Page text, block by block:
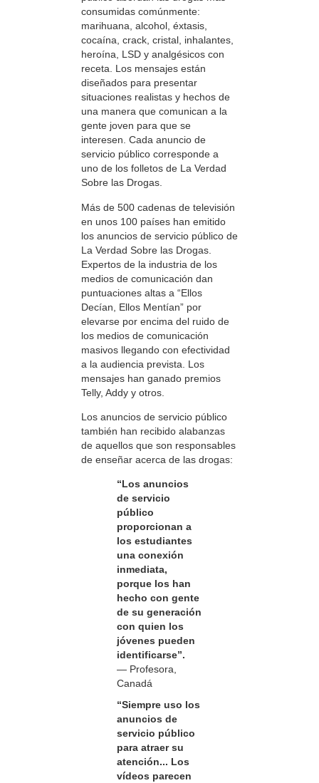
consumidas comúnmente:
marihuana, alcohol, éxtasis,
cocaína, crack, cristal, inhalantes,
heroína, LSD y analgésicos con
receta. Los mensajes están
diseñados para presentar
situaciones realistas y hechos de
una manera que comunican a la
gente joven para que se
interesen. Cada anuncio de
servicio público corresponde a
uno de los folletos de La Verdad
Sobre las Drogas.
Más de 500 cadenas de televisión
en unos 100 países han emitido
los anuncios de servicio público de
La Verdad Sobre las Drogas.
Expertos de la industria de los
medios de comunicación dan
puntuaciones altas a “Ellos
Decían, Ellos Mentían” por
elevarse por encima del ruido de
los medios de comunicación
masivos llegando con efectividad
a la audiencia prevista. Los
mensajes han ganado premios
Telly, Addy y otros.
Los anuncios de servicio público
también han recibido alabanzas
de aquellos que son responsables
de enseñar acerca de las drogas:
“Los anuncios
de servicio
público
proporcionan a
los estudiantes
una conexión
inmediata,
porque los han
hecho con gente
de su generación
con quien los
jóvenes pueden
identificarse”.
— Profesora,
Canadá
“Siempre uso los
anuncios de
servicio público
para atraer su
atención... Los
vídeos parecen